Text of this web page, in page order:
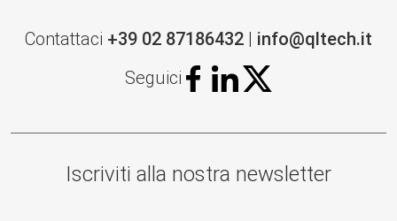
Contattaci +39 02 87186432 | info@qltech.it
Seguici
Iscriviti alla nostra newsletter